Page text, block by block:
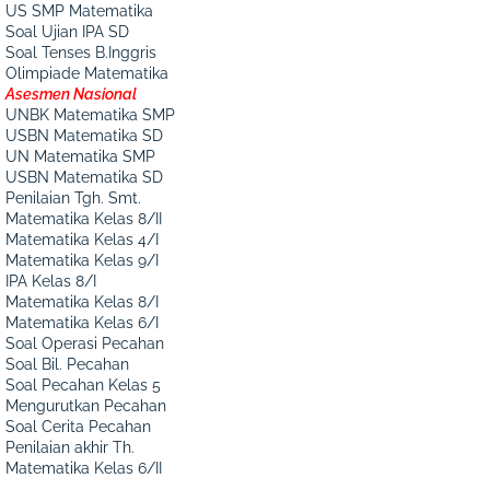
US SMP Matematika
Soal Ujian IPA SD
Soal Tenses B.Inggris
Olimpiade Matematika
Asesmen Nasional
UNBK Matematika SMP
USBN Matematika SD
UN Matematika SMP
USBN Matematika SD
Penilaian Tgh. Smt.
Matematika Kelas 8/II
Matematika Kelas 4/I
Matematika Kelas 9/I
IPA Kelas 8/I
Matematika Kelas 8/I
Matematika Kelas 6/I
Soal Operasi Pecahan
Soal Bil. Pecahan
Soal Pecahan Kelas 5
Mengurutkan Pecahan
Soal Cerita Pecahan
Penilaian akhir Th.
Matematika Kelas 6/II